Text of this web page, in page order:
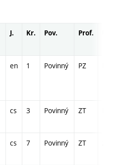
J. Kr. Pov. Prof.
en 1 Povinný PZ
cs 3 Povinný ZT
cs 7 Povinný ZT